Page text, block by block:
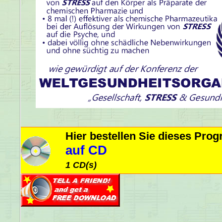
Hier bestellen Sie dieses
auf CD
1 CD(s)